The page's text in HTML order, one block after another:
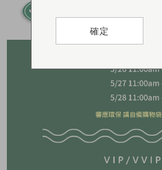
確定
確定
確定